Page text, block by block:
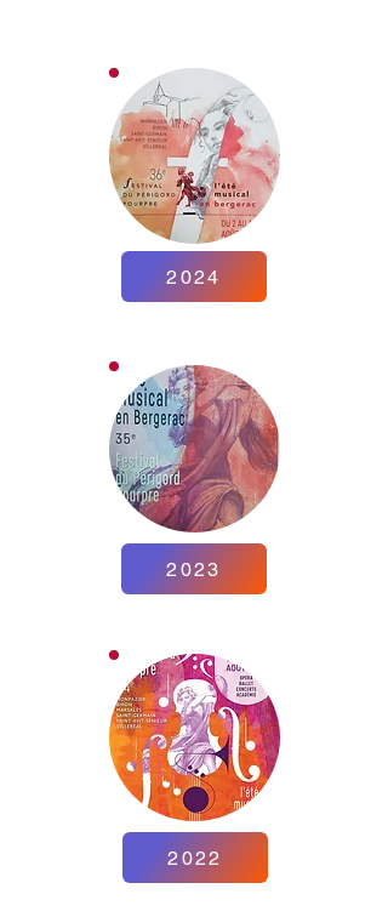
2024
2023
2022